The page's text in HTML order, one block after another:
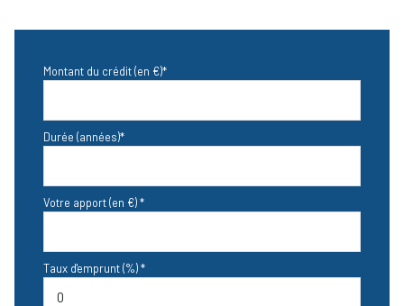
Montant du crédit (en €)*
Durée (années)*
Votre apport (en €) *
Taux d'emprunt (%) *